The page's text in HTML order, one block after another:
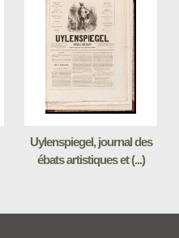
Uylenspiegel, journal des
ébats artistiques et (...)